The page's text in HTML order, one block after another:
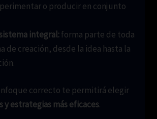
o producir en conjunto
integral:forma parte de toda
de creación, desde la idea hasta la
correcto te permitirá elegir
y estrategias más eficaces.